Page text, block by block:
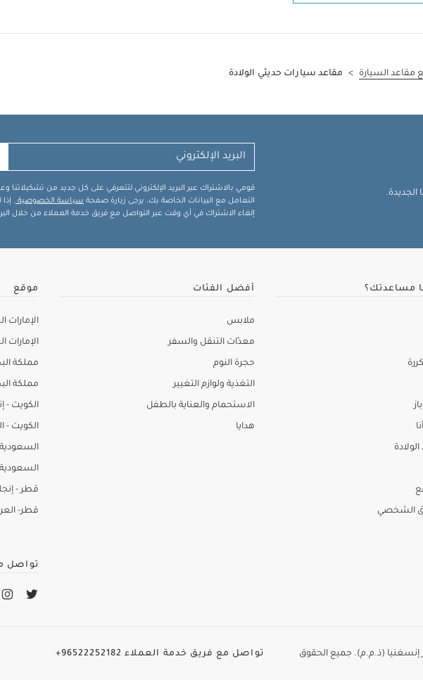
مقاعد السيارة > مقاعد سيارات حديثي الولادة
الجديدة.
قومي بالاشتراك عبر البريد الإلكتروني لتتعرفي على كل جديد من تشكيلاتنا
التعامل مع البيانات الخاصة بك، يرجى زيارة صفحة سياسة الخصوصية .
إلغاء الاشتراك في أي وقت عبر التواصل مع فريق خدمة العملاء من خلال
مساعدتك؟
الشخصي
أفضل الفئات
ملابس
معدّات التنقل والسفر
حجرة النوم
التغذية ولوازم التغيير
الاستحمام والعناية بالطفل
هدايا
موقع
الإمارات
الإمارات
مملكة
مملكة
الكويت -
الكويت -
السعودية
السعودية
قطر -
قطر-
تواصل
الطاير إنسغنيا (ذ.م.م). جميع الحقوق
تواصل مع فريق خدمة العملاء 96522252182+